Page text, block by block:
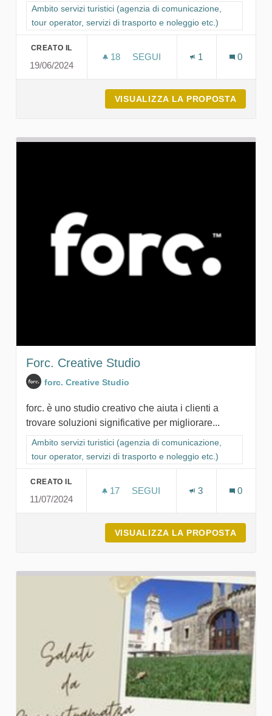
Filtra i risultati per categoria: Ambito servizi turistici (agenzia
Ambito servizi turistici (agenzia di comunicazione,
tour operator, servizi di trasporto e noleggio etc.)
CREATO IL
19/06/2024
18 18 SOSTENITORI
SEGUI
1 0
VISUALIZZA LA PROPOSTA
Forc. Creative Studio
forc. Creative Studio
forc. è uno studio creativo che aiuta i clienti a
trovare soluzioni significative per migliorare...
Filtra i risultati per categoria: Ambito servizi turistici (agenzia
Ambito servizi turistici (agenzia di comunicazione,
tour operator, servizi di trasporto e noleggio etc.)
CREATO IL
11/07/2024
17 17 SOSTENITORI
SEGUI
3 0
VISUALIZZA LA PROPOSTA